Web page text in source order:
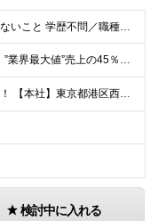
【必須条件】在学中でないこと 学歴不問／職種未経験／業種未経験／社会人未経験／第二新卒／ブランクOK ◎応募時に特別な経験やスキルは必要ありません。 意欲・人柄重視の採用です！ ＼こんなあなた
＜平均月収45万円！＞ ”業界最大値”売上の45％以上をそのまま支給。 月給25万円以上＋インセンティブ ※研修後、月給35万円スタートの実績あり！ ◎経験・能力を考慮し決定します。 ◎頑張りに応じ
★研修終了後通勤不要！ 【本社】東京都港区西麻布1-2-14デュオ・スカーラ西麻布タワーウエスト 602号室 【品川支社】東京都品川区西五反田5-23-3BLOCKS目黒不動前3階 【大阪支社】大阪
検討中に入れる